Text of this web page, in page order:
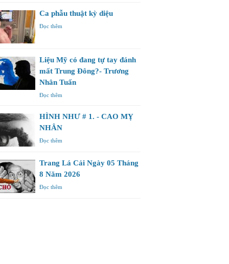
Ca phẫu thuật kỳ diệu
Đọc thêm
Liệu Mỹ có đang tự tay đánh
mất Trung Đông?- Trương
Nhân Tuấn
Đọc thêm
HÌNH NHƯ # 1. - CAO MỴ
NHÂN
Đọc thêm
Trang Lá Cải Ngày 05 Tháng
8 Năm 2026
Đọc thêm